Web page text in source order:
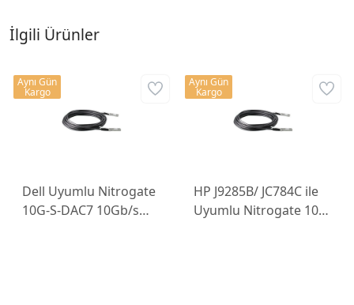
İlgili Ürünler
Dell Uyumlu Nitrogate
10G-S-DAC7 10Gb/s
Aynı Gün
Kargo
HP J9285B/ JC784C ile
Uyumlu Nitrogate 10G-
Aynı Gün
Kargo